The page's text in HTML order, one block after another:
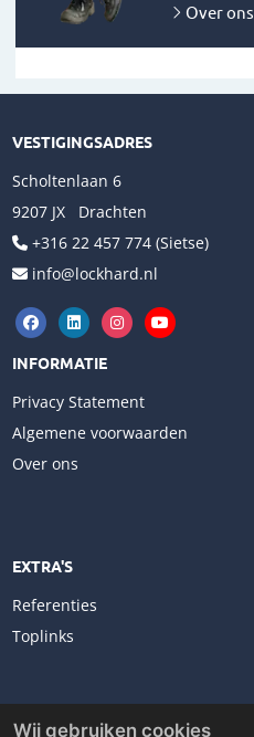
Over ons
VESTIGINGSADRES
Scholtenlaan 6
9207 JX Drachten
+316 22 457 774 (Sietse)
info@lockhard.nl
INFORMATIE
Privacy Statement
Algemene voorwaarden
Over ons
EXTRA'S
Referenties
Toplinks
Wij gebruiken cookies